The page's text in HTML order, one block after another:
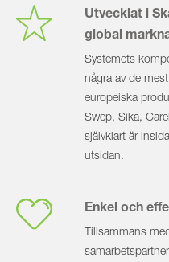
Utvecklat i
global
Systemets
några av de
europeiska
Swep, Sika,
självklart är
utsidan.
Enkel och
Tillsammans